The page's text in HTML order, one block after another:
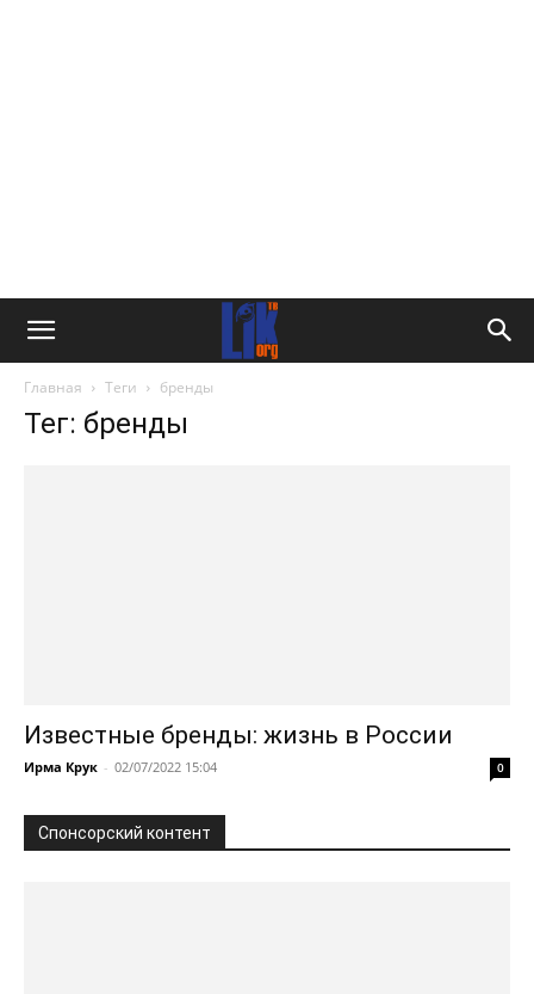
Главная Теги бренды
Тег: бренды
Известные бренды: жизнь в России
Ирма Крук - 02/07/2022 15:04 0
Спонсорский контент